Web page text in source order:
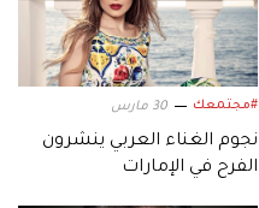
#مجتمعك 30 مارس
نجوم الغناء العربي ينشرون
الفرح في الإمارات